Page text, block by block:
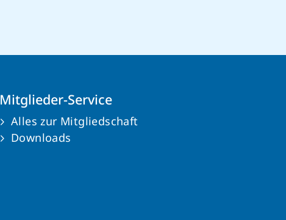
Mitglieder-Service
Alles zur Mitgliedschaft
Downloads